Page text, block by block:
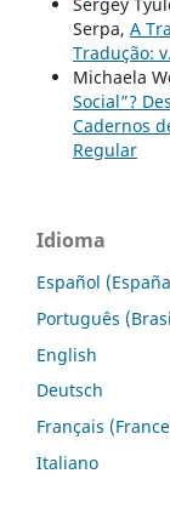
Serpa, A
Tradução:
Michaela
Social”?
Cadernos
Regular
Idioma
Español
Português
English
Deutsch
Français
Italiano